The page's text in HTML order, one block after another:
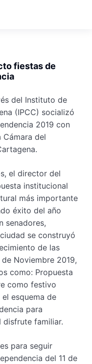
fiestas de
del Instituto de
(IPCC) socializó
2019 con
Cámara del
el director del
institucional
más importante
éxito del año
senadores,
se construyó
de las
Noviembre 2019,
como: Propuesta
como festivo
esquema de
para
disfrute familiar.
para seguir
del 11 de